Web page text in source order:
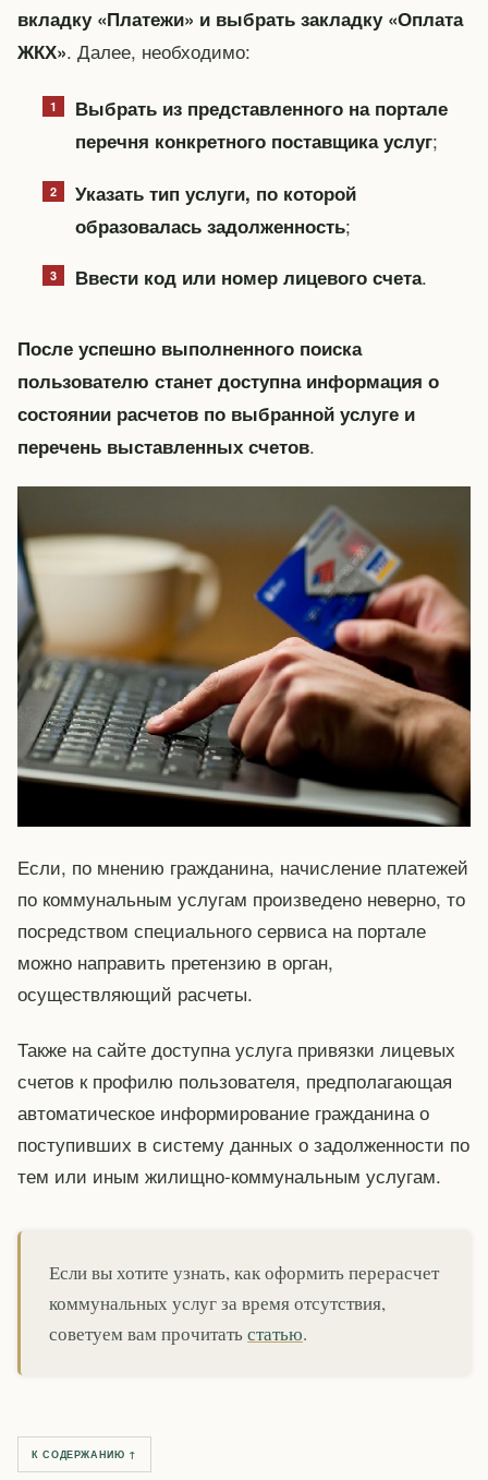
вкладку «Платежи» и выбрать закладку «Оплата
ЖКХ». Далее, необходимо:
Выбрать из представленного на портале
перечня конкретного поставщика услуг;
Указать тип услуги, по которой
образовалась задолженность;
Ввести код или номер лицевого счета.
После успешно выполненного поиска
пользователю станет доступна информация о
состоянии расчетов по выбранной услуге и
перечень выставленных счетов.
Если, по мнению гражданина, начисление платежей
по коммунальным услугам произведено неверно, то
посредством специального сервиса на портале
можно направить претензию в орган,
осуществляющий расчеты.
Также на сайте доступна услуга привязки лицевых
счетов к профилю пользователя, предполагающая
автоматическое информирование гражданина о
поступивших в систему данных о задолженности по
тем или иным жилищно-коммунальным услугам.
Если вы хотите узнать, как оформить перерасчет
коммунальных услуг за время отсутствия,
советуем вам прочитатьстатью.
К СОДЕРЖАНИЮ ↑